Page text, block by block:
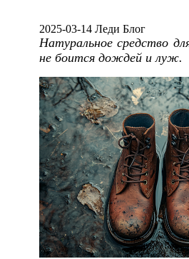
2025-03-14 Леди Блог
Натуральное средство
не боится дождей и луж.